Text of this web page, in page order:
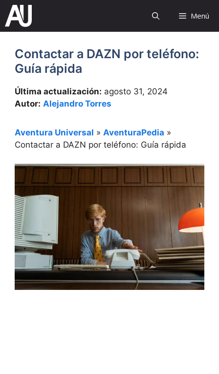
Saltar
contenido
Menú
Contactar a DAZN por teléfono:
Guía rápida
Última actualización: agosto 31, 2024
Autor: Alejandro Torres
Aventura Universal » AventuraPedia »
Contactar a DAZN por teléfono: Guía rápida